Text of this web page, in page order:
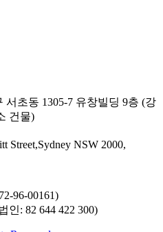
서초동 1305-7 유창빌딩 9층 (강
건물)
Street,Sydney NSW 2000,
96-00161)
인: 82 644 422 300)